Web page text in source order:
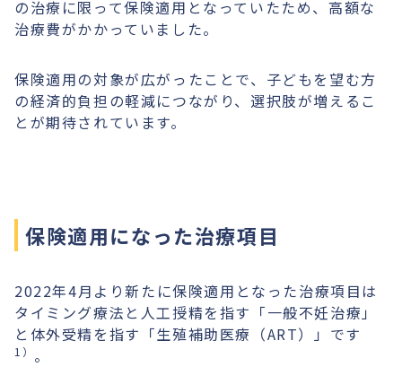
の治療に限って保険適用となっていたため、高額な
治療費がかかっていました。
保険適用の対象が広がったことで、子どもを望む方
の経済的負担の軽減につながり、選択肢が増えるこ
とが期待されています。
保険適用になった治療項目
2022年4月より新たに保険適用となった治療項目は
タイミング療法と人工授精を指す「一般不妊治療」
と体外受精を指す「生殖補助医療（ART）」です
1） 。